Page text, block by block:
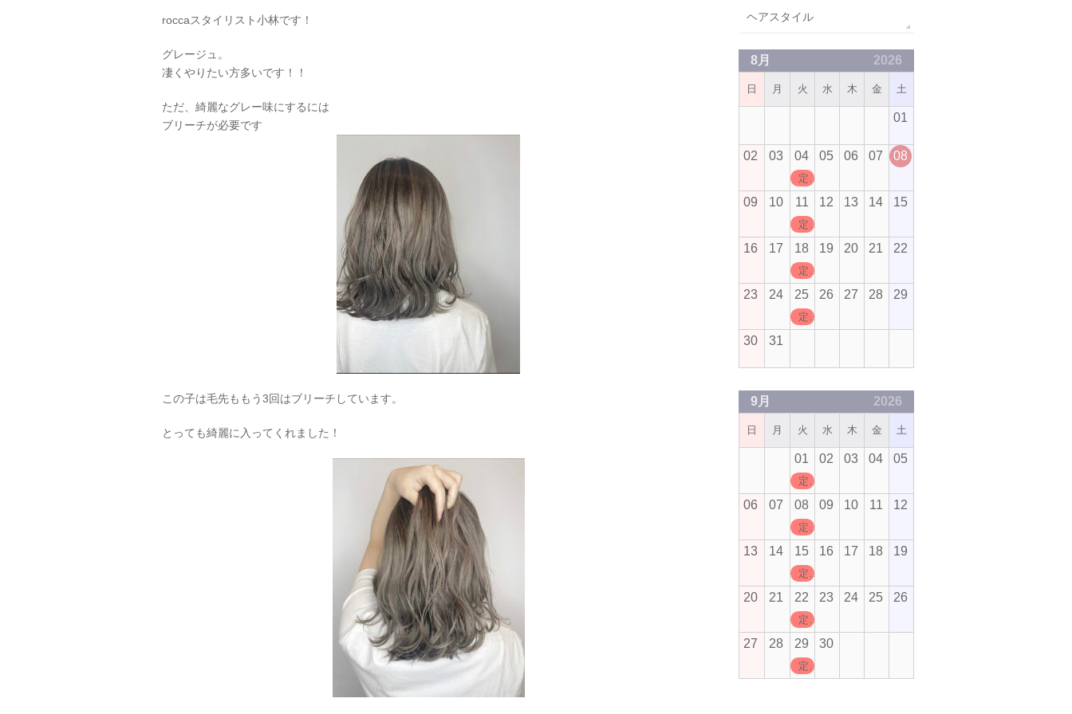
roccaスタイリスト小林です！
グレージュ。
凄くやりたい方多いです！！
ただ、綺麗なグレー味にするには
ブリーチが必要です
この子は毛先ももう3回はブリーチしています。
とっても綺麗に入ってくれました！
ヘアスタイル
8月 2026
日 月 火 水 木 金 土
01
02 03 04
定休日
05 06 07 08
09 10 11
定休日
12 13 14 15
16 17 18
定休日
19 20 21 22
23 24 25
定休日
26 27 28 29
30 31
9月 2026
日 月 火 水 木 金 土
01
定休日
02 03 04 05
06 07 08
定休日
09 10 11 12
13 14 15
定休日
16 17 18 19
20 21 22
定休日
23 24 25 26
27 28 29
定休日
30